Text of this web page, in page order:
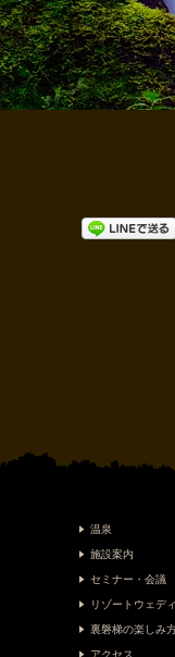
温泉
施設案内
セミナー・会議
リゾートウェデ
裏磐梯の楽しみ
アクセス